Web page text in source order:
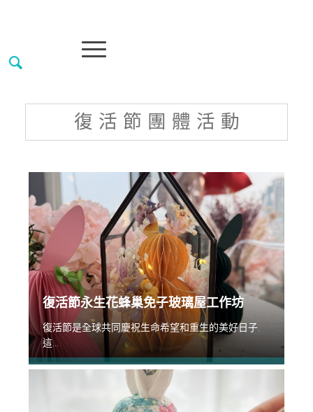
復 活 節 團 體 活 動
復活節永生花蜂巢免子玻璃屋工作坊
復活節是全球共同慶祝生命希望和重生的美好日子.
這...